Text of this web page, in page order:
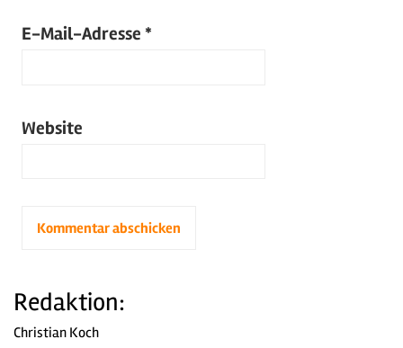
E-Mail-Adresse *
Website
Redaktion:
Christian Koch